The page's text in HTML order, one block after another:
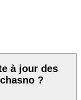
à jour des
?